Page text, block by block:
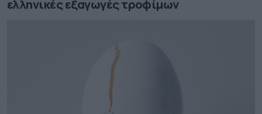
ελληνικές εξαγωγές τροφίμων